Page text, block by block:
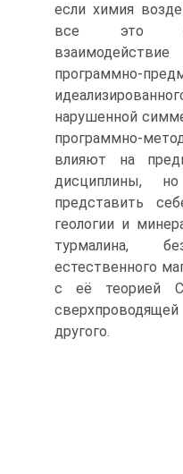
если химия
все это
программно-
нарушенной
программно-
влияют на
дисциплины,
представить
геологии и
турмалина,
естественного
с её теорией
другого.